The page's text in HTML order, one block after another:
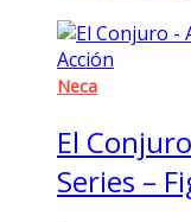
Neca
El
Series –